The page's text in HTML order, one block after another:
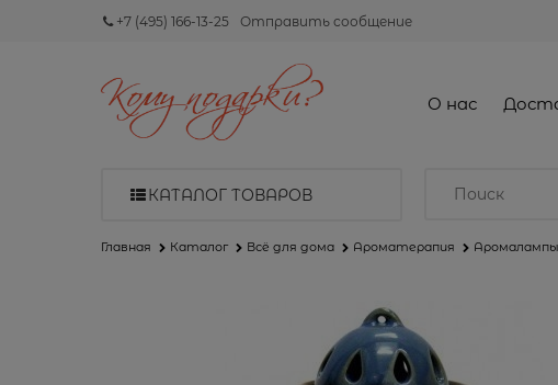
+7 (495) 166-13-25 Отправить сообщение
О нас
КАТАЛОГ ТОВАРОВ
Главная Каталог Всё для дома Ароматерапия Аромалампы